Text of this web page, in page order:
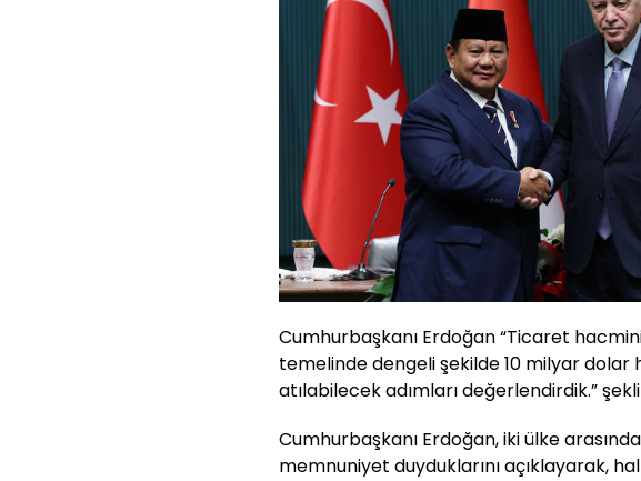
Cumhurbaşkanı Erdoğan “Ticaret hacmini
temelinde dengeli şekilde 10 milyar dolar
atılabilecek adımları değerlendirdik.”
Cumhurbaşkanı Erdoğan, iki ülke
memnuniyet duyduklarını açıklayarak,